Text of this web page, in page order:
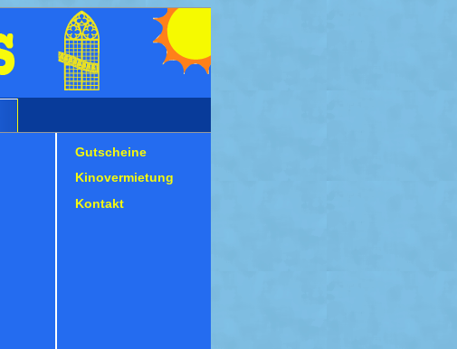
Gutscheine
Kinovermietung
Kontakt